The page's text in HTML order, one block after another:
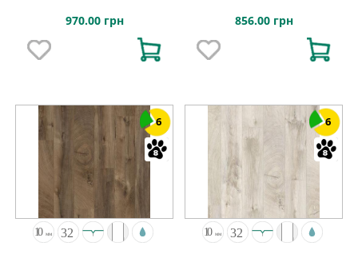
970.00 грн 856.00 грн
6 6